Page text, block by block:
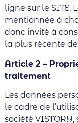
ligne sur le SITE.
mentionnée à
donc invité à
la plus récente
Article 2 –
traitement
Les données
le cadre de
société